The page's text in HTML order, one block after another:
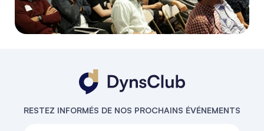
RESTEZ INFORMÉS DE NOS PROCHAINS ÉVÉNEMENTS